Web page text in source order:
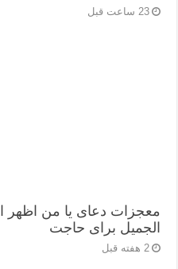
23 ساعت قبل
معجزات دعای یا من اظهر
الجمیل برای حاجت
2 هفته قبل